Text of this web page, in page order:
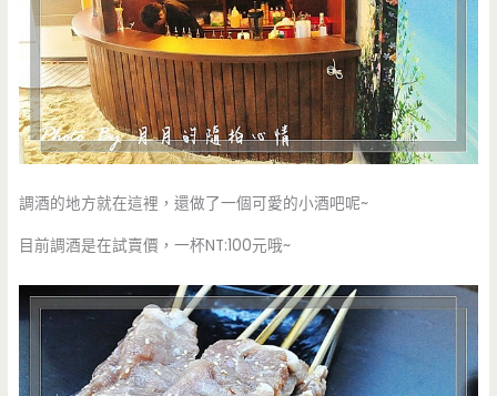
調酒的地方就在這裡，還做了一個可愛的小酒吧呢~
目前調酒是在試賣價，一杯NT:100元哦~